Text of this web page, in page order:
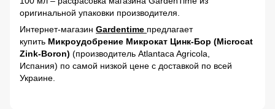
оригинальной упаковки производителя.
Интернет-магазин Gardentime предлагает
купить Микроудобрение Микрокат Цинк-Бор (Microcat
Zink-Boron) (производитель Atlantaca Agricola,
Испания) по самой низкой цене с доставкой по всей
Украине.